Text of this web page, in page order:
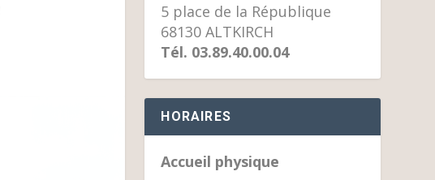
5 place de la République
68130 ALTKIRCH
Tél. 03.89.40.00.04
HORAIRES
Accueil physique